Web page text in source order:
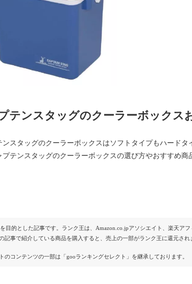
テンスタッグのクーラーボックス
ンスタッグのクーラーボックスはソフトタイプもハード
プテンスタッグのクーラーボックスの選び方やおすすめ
を目的とした記事です。ランク王は、Amazon.co.jpアソシエイト、楽天
記事で紹介している商品を購入すると、売上の一部がランク王に還元され
のコンテンツの一部は「gooランキングセレクト」を継承しております。